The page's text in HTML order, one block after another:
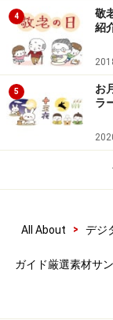
あとりえい
ちんまり、キ
す。動物たち
FLASHによる絵
4
敬
紹
5
お
ラ
All About > デジ
ガイド厳選素材サ